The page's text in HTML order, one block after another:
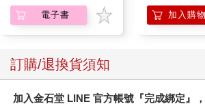
出任何聲響，就如同動作靈敏的巨貓一般
（本文摘自：貳拾．〈食夢貘〉）
試閱2：〈餓鬼〉
「尊敬的那先比丘，這世間有所謂夜叉嗎？
電子書 加入購
訂購/退換貨須知
加入金石堂 LINE 官方帳號『完成綁定』